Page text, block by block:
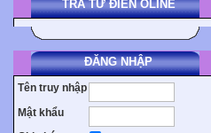
TRA TỪ ĐIỂN OLINE
ĐĂNG NHẬP
Tên truy nhập
Mật khẩu